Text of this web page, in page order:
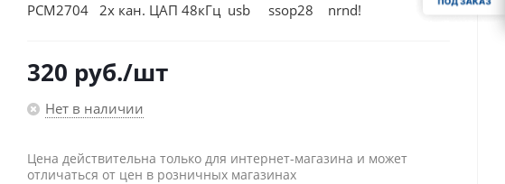
PCM2704 2х кан. ЦАП 48кГц usb ssop28 nrnd!
320 руб./шт
Нет в наличии
Цена действительна только для интернет-магазина и может
отличаться от цен в розничных магазинах